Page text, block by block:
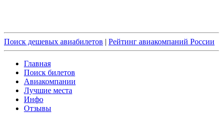
Поиск дешевых авиабилетов | Рейтинг авиакомпаний России
Главная
Поиск билетов
Авиакомпании
Лучшие места
Инфо
Отзывы